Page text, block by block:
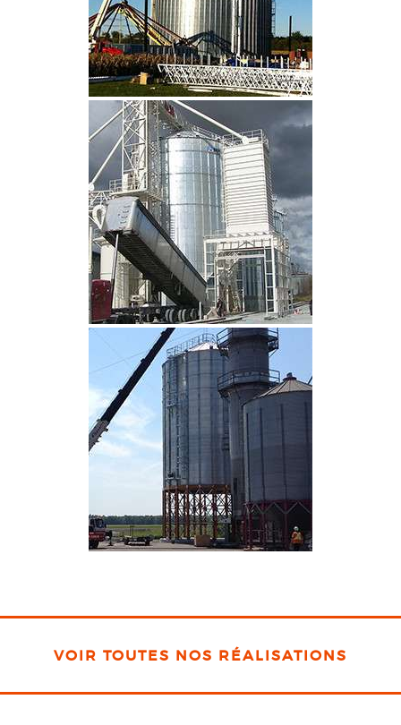
CLIQUEZ POUR AGRANDIR
CLIQUEZ POUR AGRANDIR
VOIR TOUTES NOS RÉALISATIONS